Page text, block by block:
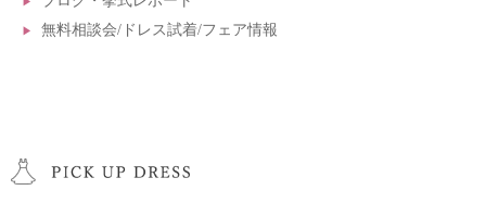
無料相談会/ドレス試着/フェア情報